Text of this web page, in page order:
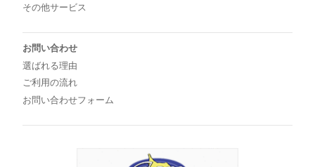
その他サービス
お問い合わせ
選ばれる理由
ご利用の流れ
お問い合わせフォーム